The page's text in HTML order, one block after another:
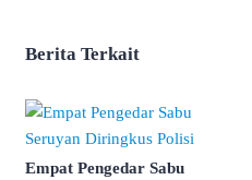
Berita Terkait
Empat Pengedar Sabu